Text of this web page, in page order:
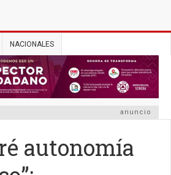
NACIONALES
anuncio
autonomía